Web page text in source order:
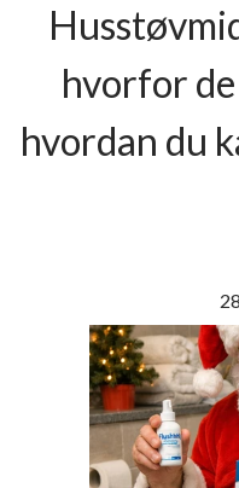
hvorfor
hvordan du